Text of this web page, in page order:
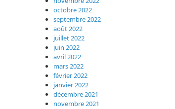
octobre 2022
septembre 2022
août 2022
juillet 2022
juin 2022
avril 2022
mars 2022
février 2022
janvier 2022
décembre 2021
novembre 2021